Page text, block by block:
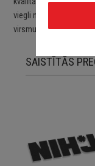
viegli noņemamas.
virsmu.
SAISTĪTĀS